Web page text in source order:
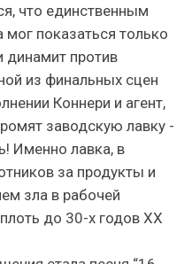
что единственным
показаться только
динамит против
из финальных сцен
Коннери и агент,
заводскую лавку -
Именно лавка, в
за продукты и
зла в рабочей
до 30-х годов XX